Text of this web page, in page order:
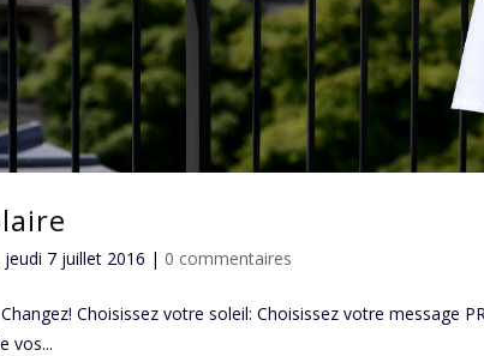
jeudi 7 juillet 2016 | 0 commentaires
Choisissez votre soleil: Choisissez votre message
vos...